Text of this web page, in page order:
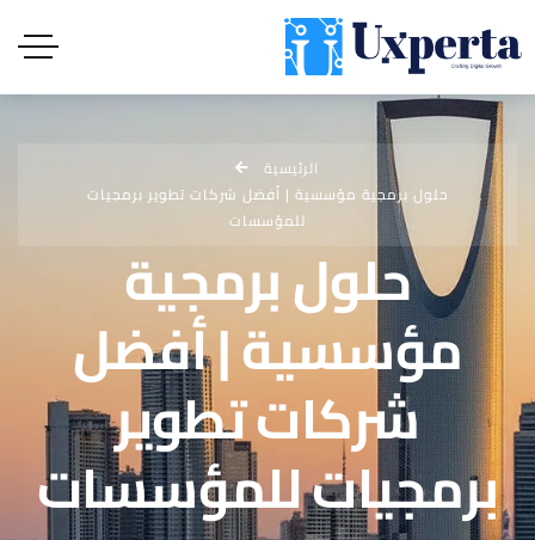
الرئيسية
حلول برمجية مؤسسية | أفضل شركات تطوير برمجيات
للمؤسسات
حلول برمجية
مؤسسية | أفضل
شركات تطوير
برمجيات للمؤسسات